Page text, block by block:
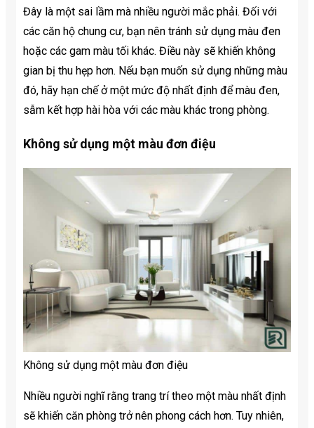
Đây là một sai lầm mà nhiều người mắc phải. Đối với
các căn hộ chung cư, bạn nên tránh sử dụng màu đen
hoặc các gam màu tối khác. Điều này sẽ khiến không
gian bị thu hẹp hơn. Nếu bạn muốn sử dụng những màu
đó, hãy hạn chế ở một mức độ nhất định để màu đen,
sẫm kết hợp hài hòa với các màu khác trong phòng.
Không sử dụng một màu đơn điệu
Không sử dụng một màu đơn điệu
Nhiều người nghĩ rằng trang trí theo một màu nhất định
sẽ khiến căn phòng trở nên phong cách hơn. Tuy nhiên,